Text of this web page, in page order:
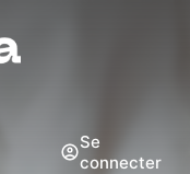
Se
connecter